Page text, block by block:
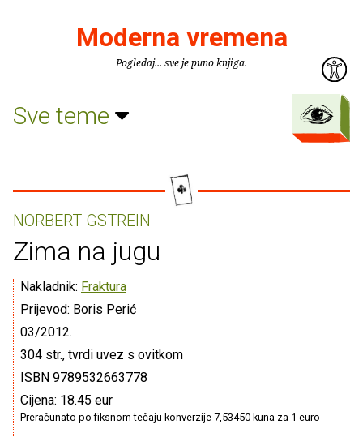
Moderna vremena
Pogledaj... sve je puno knjiga.
Sve teme
NORBERT GSTREIN
Zima na jugu
Nakladnik: Fraktura
Prijevod: Boris Perić
03/2012.
304 str., tvrdi uvez s ovitkom
ISBN 9789532663778
Cijena: 18.45 eur
Preračunato po fiksnom tečaju konverzije 7,53450 kuna za 1 euro